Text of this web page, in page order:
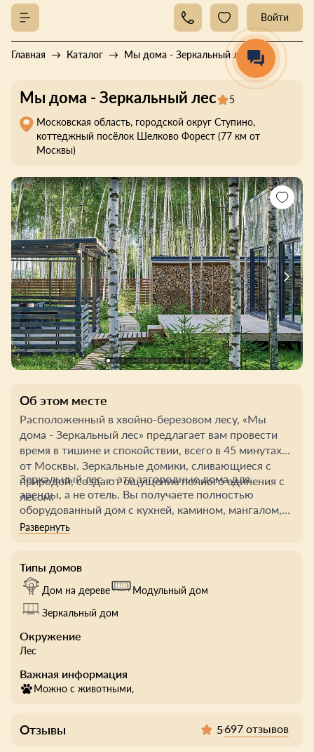
Войти
Главная Каталог Мы дома - Зеркальный лес
Мы дома - Зеркальный лес
5
Московская область, городской округ Ступино,
коттеджный посёлок Шелково Форест (77 км от
Москвы)
Об этом месте
Расположенный в хвойно-березовом лесу, «Мы
дома - Зеркальный лес» предлагает вам провести
время в тишине и спокойствии, всего в 45 минутах
от Москвы. Зеркальные домики, сливающиеся с
природой, создают ощущение полного единения с
лесом.
Зеркальный лес — это загородные дома для
аренды, а не отель. Вы получаете полностью
оборудованный дом с кухней, камином, мангалом,
баней и купелью. Здесь гарантируется соответствие
Типы домов
Дом на дереве
Модульный дом
Зеркальный дом
Окружение
Лес
Важная информация
Можно с животными,
Отзывы 5697 отзывов